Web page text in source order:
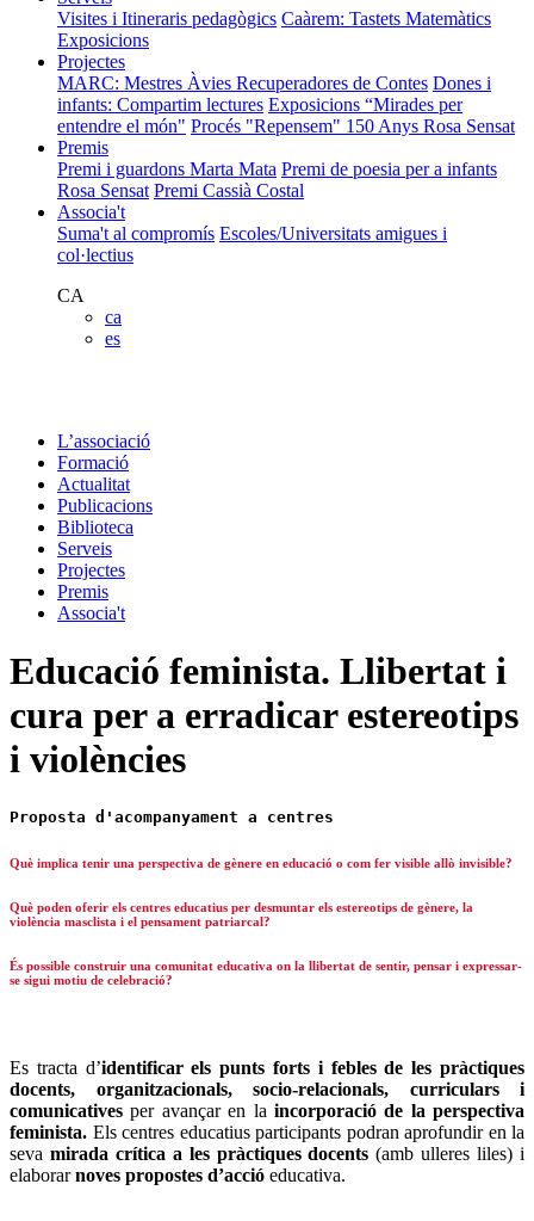
Visites i Itineraris pedagògics Caàrem: Tastets Matemàtics
Exposicions
Projectes
MARC: Mestres Àvies Recuperadores de Contes Dones i
infants: Compartim lectures Exposicions “Mirades per
entendre el món" Procés "Repensem" 150 Anys Rosa Sensat
Premis
Premi i guardons Marta Mata Premi de poesia per a infants
Rosa Sensat Premi Cassià Costal
Associa't
Suma't al compromís Escoles/Universitats amigues i
col·lectius
CA
ca
es
L’associació
Formació
Actualitat
Publicacions
Biblioteca
Serveis
Projectes
Premis
Associa't
Educació feminista. Llibertat i
cura per a erradicar estereotips
i violències
Proposta d'acompanyament a centres
Què implica tenir una perspectiva de gènere en educació o com fer visible allò invisible?
Què poden oferir els centres educatius per desmuntar els estereotips de gènere, la
violència masclista i el pensament patriarcal?
És possible construir una comunitat educativa on la llibertat de sentir, pensar i expressar-
se sigui motiu de celebració?
Es tracta d’identificar els punts forts i febles de les pràctiques
docents, organitzacionals, socio-relacionals, curriculars i
comunicatives per avançar en la incorporació de la perspectiva
feminista. Els centres educatius participants podran aprofundir en la
seva mirada crítica a les pràctiques docents (amb ulleres liles) i
elaborarnoves propostes d’acció educativa.